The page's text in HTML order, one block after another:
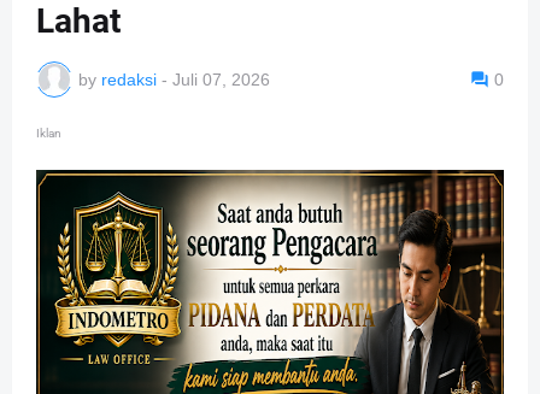
Lahat
by redaksi - Juli 07, 2026 0
Iklan